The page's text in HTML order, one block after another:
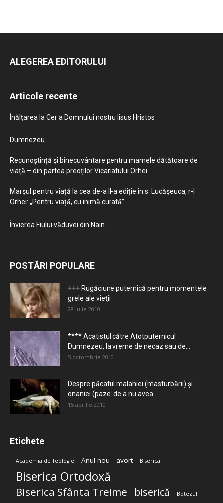
ALEGEREA EDITORULUI
Articole recente
Înălțarea la Cer a Domnului nostru Iisus Hristos
Dumnezeu…
Recunoștință și binecuvântare pentru mamele dătătoare de
viață – din partea preoților Vicariatului Orhei
Marșul pentru viață la cea de-a II-a ediție în s. Lucășeuca, r-l
Orhei: „Pentru viață, cu inimă curată”
Învierea Fiului văduvei din Nain
POSTĂRI POPULARE
+++ Rugăciune puternică pentru momentele
grele ale vieţii
28 iulie 2010
**** Acatistul către Atotputernicul
Dumnezeu, la vreme de necaz sau de...
5 octombrie 2010
Despre păcatul malahiei (masturbării) şi
onaniei (pazei de a nu avea...
15 aprilie 2010
Etichete
Academia de Teologie Anul nou avort Biserica
Biserica Ortodoxă
Biserica Sfânta Treime biserică Botezul